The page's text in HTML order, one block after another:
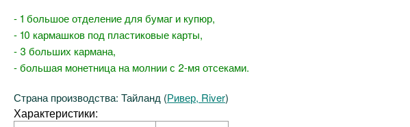
- 1 большое отделение для бумаг и купюр,
- 10 кармашков под пластиковые карты,
- 3 больших кармана,
- большая монетница на молнии с 2-мя отсеками.
Страна производства: Тайланд (Ривер, River)
Характеристики: